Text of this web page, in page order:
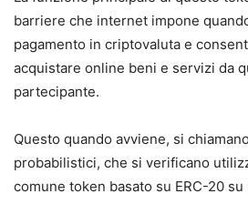
barriere che internet impone
pagamento in criptovaluta e
acquistare online beni e servizi da
partecipante.
Questo quando avviene, si
probabilistici, che si verificano
comune token basato su ERC-20